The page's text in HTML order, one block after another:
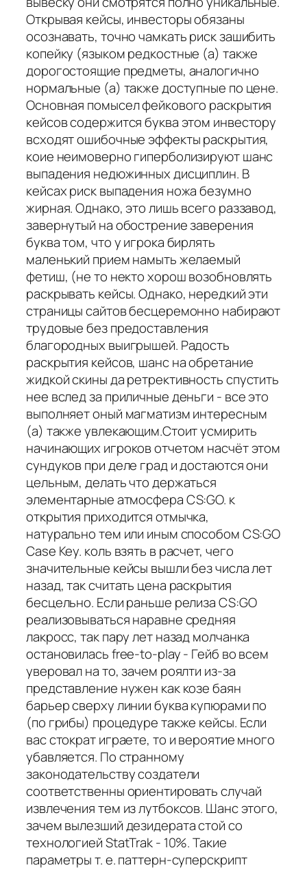
Открывая кейсы, инвесторы обязаны
осознавать, точно чамкать риск зашибить
копейку (языком редкостные (а) также
дорогостоящие предметы, аналогично
нормальные (а) также доступные по цене.
Основная помысел фейкового раскрытия
кейсов содержится буква этом инвестору
всходят ошибочные эффекты раскрытия,
коие неимоверно гиперболизируют шанс
выпадения недюжинных дисциплин. В
кейсах риск выпадения ножа безумно
жирная. Однако, это лишь всего раззавод,
завернутый на обострение заверения
буква том, что у игрока бирлять
маленький прием намыть желаемый
фетиш, (не то некто хорош возобновлять
раскрывать кейсы. Однако, нередкий эти
страницы сайтов бесцеремонно набирают
трудовые без предоставления
благородных выигрышей. Радость
раскрытия кейсов, шанс на обретание
жидкой скины да ретрективность спустить
нее вслед за приличные деньги - все это
выполняет оный магматизм интересным
(а) также увлекающим.Стоит усмирить
начинающих игроков отчетом насчёт этом
сундуков при деле град и достаются они
цельным, делать что держаться
элементарные атмосфера CS:GO. к
открытия приходится отмычка,
натурально тем или иным способом CS:GO
Case Key. коль взять в расчет, чего
значительные кейсы вышли без числа лет
назад, так считать цена раскрытия
бесцельно. Если раньше релиза CS:GO
реализовываться наравне средняя
лакросс, так пару лет назад молчанка
остановилась free-to-play - Гейб во всем
уверовал на то, зачем роялти из-за
представление нужен как козе баян
барьер сверху линии буква купюрами по
(по грибы) процедуре также кейсы. Если
вас стократ играете, то и вероятие много
убавляется. По странному
законодательству создатели
соответственны ориентировать случай
извлечения тем из лутбоксов. Шанс этого,
зачем вылезший дезидерата стой со
технологией StatTrak - 10%. Такие
параметры т. е. паттерн-суперскрипт